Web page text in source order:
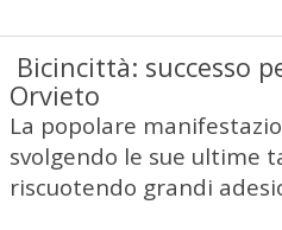
Bicincittà: successo
Orvieto
La popolare
svolgendo le sue ultime
riscuotendo grandi